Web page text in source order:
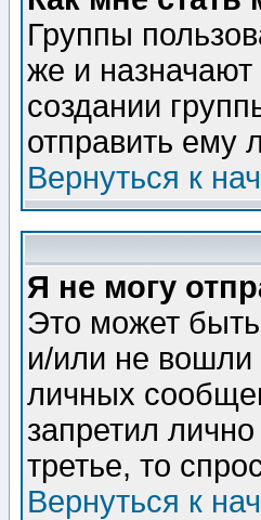
Группы
же и
создании
отправить ему
Вернуться к
Я не могу
Это может
и/или не вошли
личных
запретил
третье, то
Вернуться к